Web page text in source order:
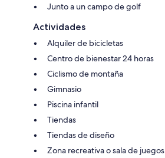
Junto a un campo de golf
Actividades
Alquiler de bicicletas
Centro de bienestar 24 horas
Ciclismo de montaña
Gimnasio
Piscina infantil
Tiendas
Tiendas de diseño
Zona recreativa o sala de juegos